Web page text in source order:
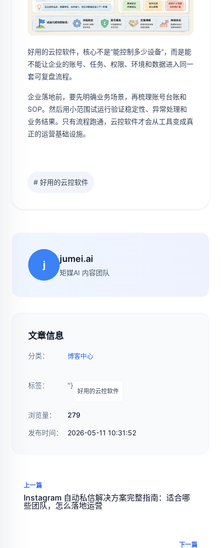
好用的云控软件，核心不是“能控制多少设备”，而是能
不能让企业的账号、任务、权限、环境和数据进入同一
套可复盘流程。
企业落地前，要先明确业务场景，再梳理账号台账和
SOP。然后用小范围试运行验证稳定性、异常处理和
业务结果。只有流程跑通，云控软件才会从工具变成真
正的运营基础设施。
# 好用的云控软件
j
jumei.ai
矩媒AI 内容团队
文章信息
分类： 博客中心
标签： "}
好用的云控软件
浏览量： 279
发布时间： 2026-05-11 10:31:52
上一篇
Instagram 自动私信解决方案完整指南：适合哪
些团队，怎么落地运营
下一篇